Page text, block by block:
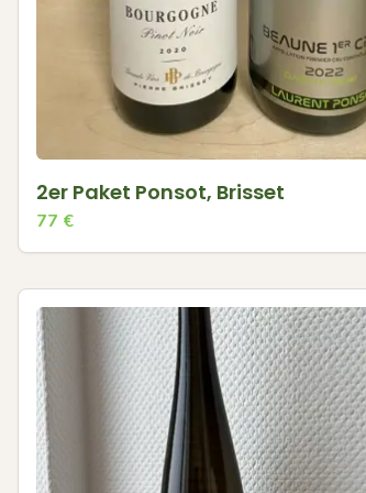
2er Paket Ponsot, Brisset
77 €